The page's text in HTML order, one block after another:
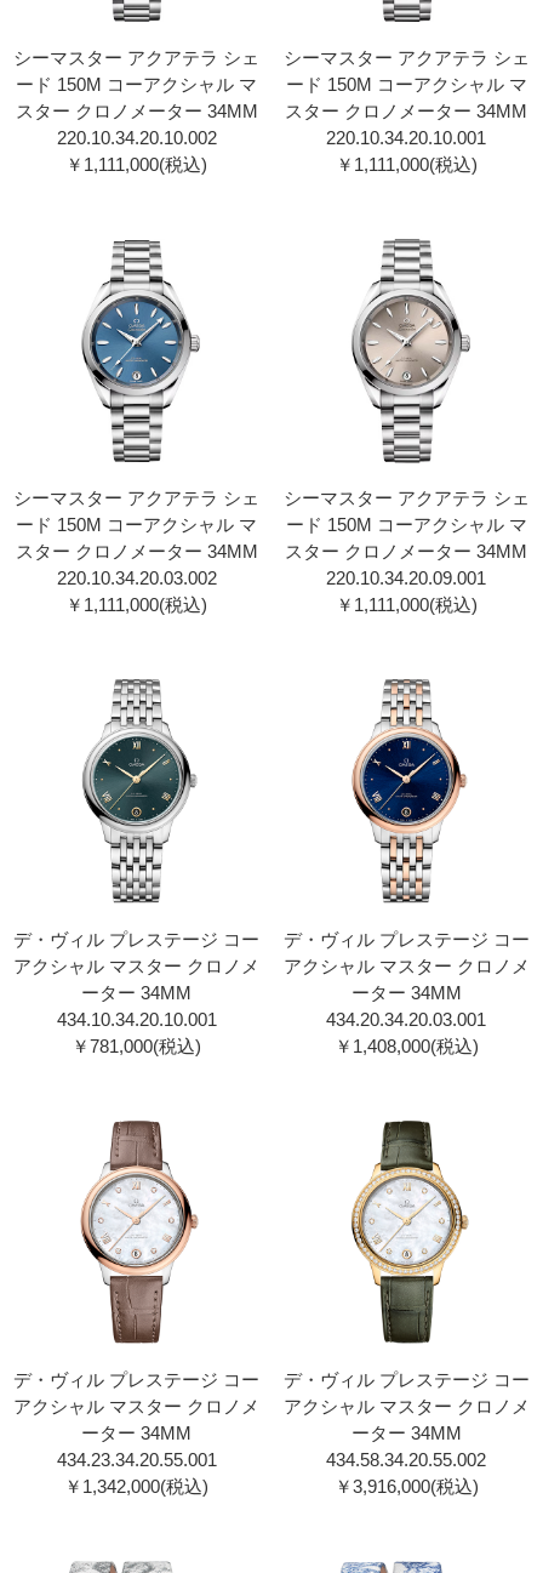
シーマスター アクアテラ シェ
ード 150M コーアクシャル マ
スター クロノメーター 34MM
220.10.34.20.10.00 2
￥1,111,000(税込)
シーマスター アクアテラ シェ
ード 150M コーアクシャル マ
スター クロノメーター 34MM
220.10.34.20.10.00 1
￥1,111,000(税込)
シーマスター アクアテラ シェ
ード 150M コーアクシャル マ
スター クロノメーター 34MM
220.10.34.20.03.00 2
￥1,111,000(税込)
シーマスター アクアテラ シェ
ード 150M コーアクシャル マ
スター クロノメーター 34MM
220.10.34.20.09.00 1
￥1,111,000(税込)
デ・ヴィル プレステージ コー
アクシャル マスター クロノメ
ーター 34MM
434.10.34.20.10.001
￥781,000(税込)
デ・ヴィル プレステージ コー
アクシャル マスター クロノメ
ーター 34MM
434.20.34.20.03.001
￥1,408,000(税込)
デ・ヴィル プレステージ コー
アクシャル マスター クロノメ
ーター 34MM
434.23.34.20.55.001
￥1,342,000(税込)
デ・ヴィル プレステージ コー
アクシャル マスター クロノメ
ーター 34MM
434.58.34.20.55.002
￥3,916,000(税込)